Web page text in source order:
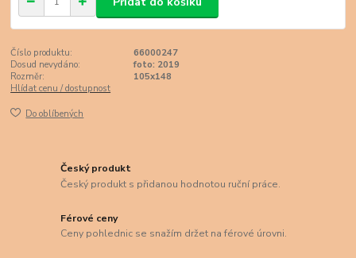
Číslo produktu:
66000247
Dosud nevydáno:
foto: 2019
Rozměr:
105x148
Hlídat cenu / dostupnost
Do oblíbených
Český produkt
Český produkt s přidanou hodnotou ruční práce.
Férové ceny
Ceny pohlednic se snažím držet na férové úrovni.